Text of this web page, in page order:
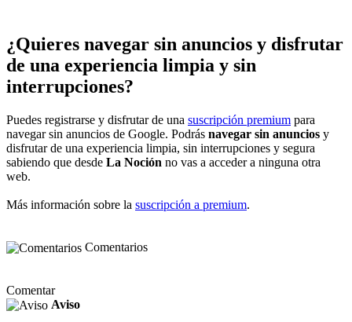
¿Quieres navegar sin anuncios y disfrutar
de una experiencia limpia y sin
interrupciones?
Puedes registrarse y disfrutar de una suscripción premium para
navegar sin anuncios de Google. Podrás navegar sin anuncios y
disfrutar de una experiencia limpia, sin interrupciones y segura
sabiendo que desde La Noción no vas a acceder a ninguna otra
web.
Más información sobre la suscripción a premium.
Comentarios
Comentar
Aviso